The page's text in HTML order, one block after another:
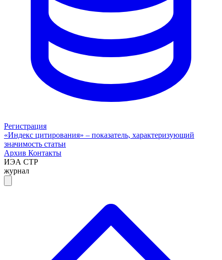
Регистрация
«Индекс цитирования» – показатель, характеризующий
значимость статьи
Архив Контакты
ИЭА СТР
журнал